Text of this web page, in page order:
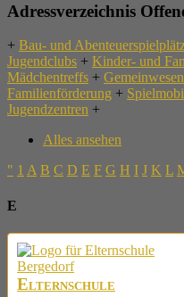
Adressverzeichnis
+ Bau- und
Jugendclubs + Kinder- und
Mädchentreffs +
Familienförderung +
Jugendzentren +
Alles ansehen
" 1 A B C D E F G H I J K L
E
Elternschule